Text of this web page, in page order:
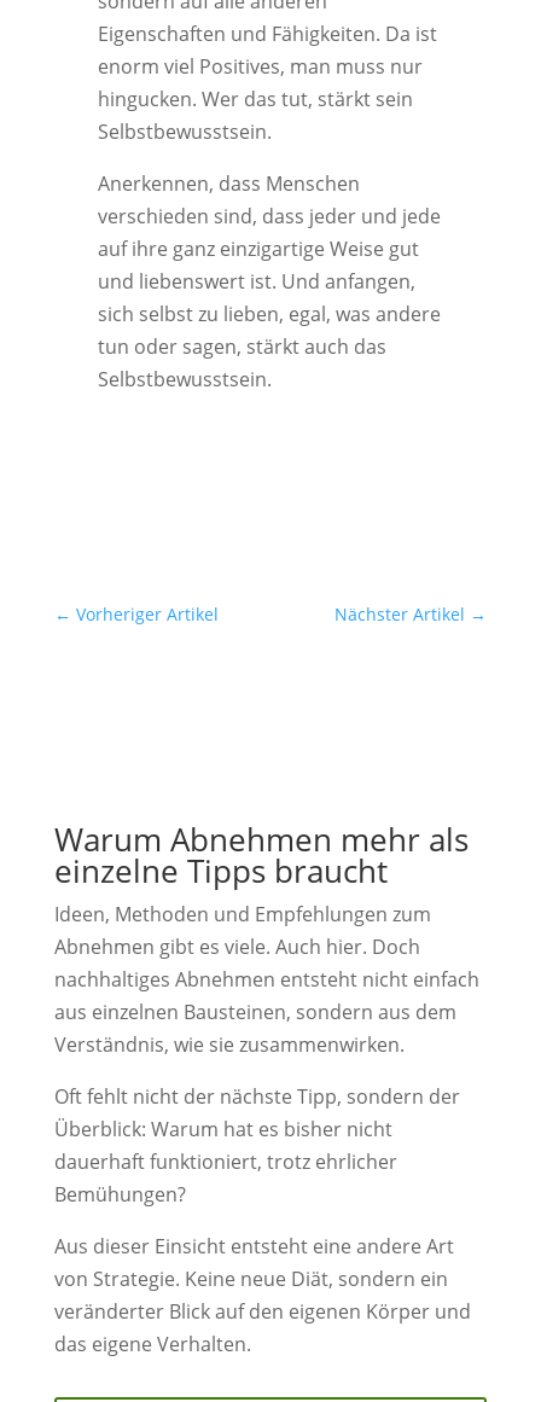
Eigenschaften und Fähigkeiten. Da ist
enorm viel Positives, man muss nur
hingucken. Wer das tut, stärkt sein
Selbstbewusstsein.
Anerkennen, dass Menschen
verschieden sind, dass jeder und jede
auf ihre ganz einzigartige Weise gut
und liebenswert ist. Und anfangen,
sich selbst zu lieben, egal, was andere
tun oder sagen, stärkt auch das
Selbstbewusstsein.
← Vorheriger Artikel Nächster Artikel →
Warum Abnehmen mehr als
einzelne Tipps braucht
Ideen, Methoden und Empfehlungen zum
Abnehmen gibt es viele. Auch hier. Doch
nachhaltiges Abnehmen entsteht nicht einfach
aus einzelnen Bausteinen, sondern aus dem
Verständnis, wie sie zusammenwirken.
Oft fehlt nicht der nächste Tipp, sondern der
Überblick: Warum hat es bisher nicht
dauerhaft funktioniert, trotz ehrlicher
Bemühungen?
Aus dieser Einsicht entsteht eine andere Art
von Strategie. Keine neue Diät, sondern ein
veränderter Blick auf den eigenen Körper und
das eigene Verhalten.